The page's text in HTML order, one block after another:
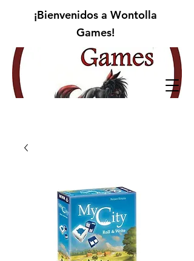
¡Bienvenidos a Wontolla
Games!